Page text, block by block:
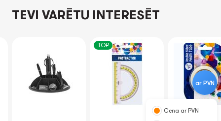
TEVI VARĒTU INTERESĒT
TOP
ar PVN
Cena ar PVN